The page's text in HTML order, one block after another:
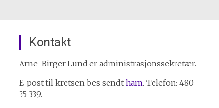
Kontakt
Arne-Birger Lund er administrasjonssekretær.
E-post til kretsen bes sendt ham. Telefon: 480
35 339.